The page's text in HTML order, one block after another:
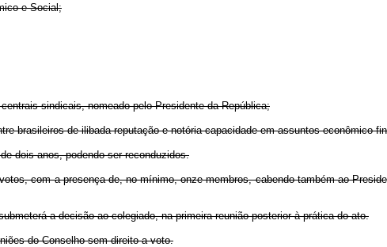
e Social;
sindicais, nomeado pelo Presidente da República;
brasileiros de ilibada reputação e notória capacidade em assuntos econômico-
dois anos, podendo ser reconduzidos.
com a presença de, no mínimo, onze membros, cabendo também ao
a decisão ao colegiado, na primeira reunião posterior à prática do ato.
do Conselho sem direito a voto.